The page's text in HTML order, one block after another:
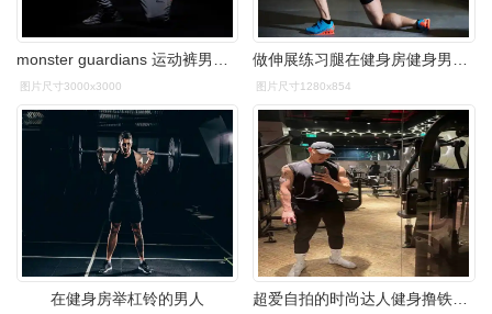
图片尺寸3000x3000 图片尺寸1280x854
在健身房举杠铃的男人